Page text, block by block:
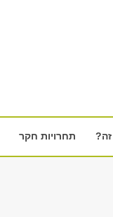
תחרויות חקר